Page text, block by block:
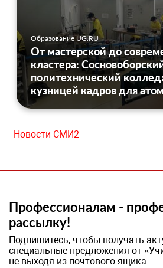
Образование UG.RU
От мастерской до
кластера:
политехнический
кузницей кадров для
Новости СМИ2
Профессионалам -
рассылку!
Подпишитесь, чтобы получать
специальные предложения от
не выходя из почтового ящика